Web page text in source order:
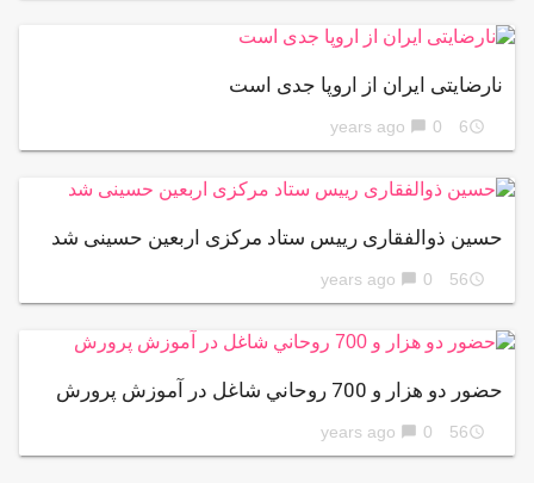
نارضایتی ایران از اروپا جدی است
access_time
6 years ago
chat_bubble 0
حسین ذوالفقاری رییس ستاد مرکزی اربعین حسینی شد
access_time
56 years ago
chat_bubble 0
حضور دو هزار و 700 روحاني شاغل در آموزش پرورش
access_time
56 years ago
chat_bubble 0